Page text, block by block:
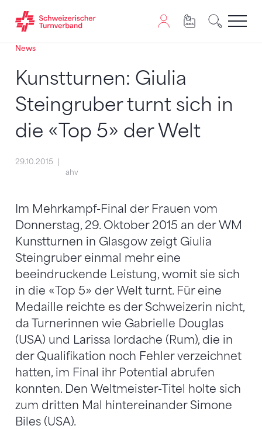
Zum Inhalt springen
Zur Sitemap navigieren
Zum Navigieren dieser Seite wird JavaScript benötigt.
News
Kunstturnen: Giulia
Steingruber turnt sich in
die «Top 5» der Welt
29.10.2015
ahv
Im Mehrkampf-Final der Frauen vom
Donnerstag, 29. Oktober 2015 an der WM
Kunstturnen in Glasgow zeigt Giulia
Steingruber einmal mehr eine
beeindruckende Leistung, womit sie sich
in die «Top 5» der Welt turnt. Für eine
Medaille reichte es der Schweizerin nicht,
da Turnerinnen wie Gabrielle Douglas
(USA) und Larissa Iordache (Rum), die in
der Qualifikation noch Fehler verzeichnet
hatten, im Final ihr Potential abrufen
konnten. Den Weltmeister-Titel holte sich
zum dritten Mal hintereinander Simone
Biles (USA).